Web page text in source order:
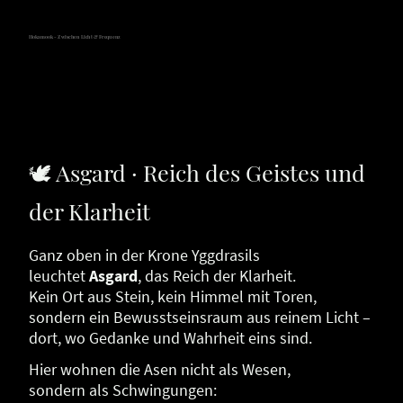
Hokamook - Zwischen Licht & Frequenz
🕊 Asgard · Reich des Geistes und
der Klarheit
Ganz oben in der Krone Yggdrasils
leuchtetAsgard, das Reich der Klarheit.
Kein Ort aus Stein, kein Himmel mit Toren,
sondern ein Bewusstseinsraum aus reinem Licht –
dort, wo Gedanke und Wahrheit eins sind.
Hier wohnen die Asen nicht als Wesen,
sondern als Schwingungen: